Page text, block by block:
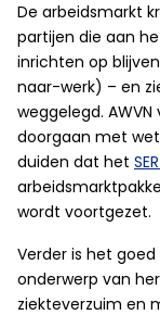
De arbeidsmarkt
partijen die aan
inrichten op
naar-werk) – en
weggelegd.
doorgaan met
duiden dat het
wordt voortgezet.
Verder is het
onderwerp van
ziekteverzuim en